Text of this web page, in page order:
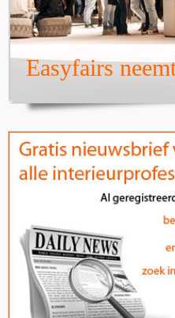
Easyfairs